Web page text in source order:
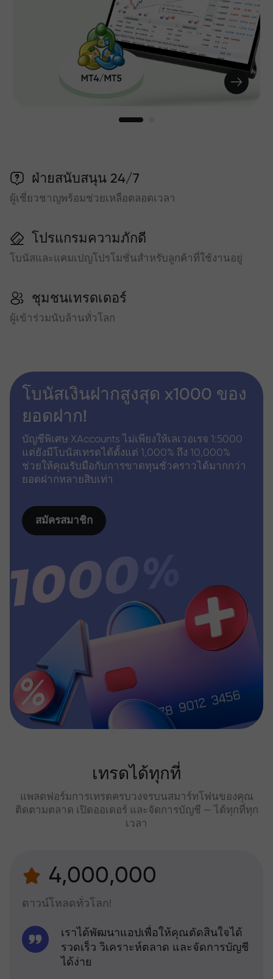
ฝ่ายสนับสนุน 24/7
ผู้เชี่ยวชาญพร้อมช่วยเหลือตลอดเวลา
โปรแกรมความภักดี
โบนัสและแคมเปญโปรโมชั่นสำหรับลูกค้าที่ใช้งานอยู่
ชุมชนเทรดเดอร์
ผู้เข้าร่วมนับล้านทั่วโลก
โบนัสเงินฝากสูงสุด x1000 ของ
ยอดฝาก!
บัญชีพิเศษ XAccounts ไม่เพียงให้เลเวอเรจ 1:5000
แต่ยังมีโบนัสเทรดได้ตั้งแต่ 1,000% ถึง 10,000%
ช่วยให้คุณรับมือกับการขาดทุนชั่วคราวได้มากกว่า
ยอดฝากหลายสิบเท่า
สมัครสมาชิก
เทรดได้ทุกที่
แพลตฟอร์มการเทรดครบวงจรบนสมาร์ทโฟนของคุณ
ติดตามตลาด เปิดออเดอร์ และจัดการบัญชี — ได้ทุกที่ทุก
เวลา
4,000,000
ดาวน์โหลดทั่วโลก!
เราได้พัฒนาแอปเพื่อให้คุณตัดสินใจได้
รวดเร็ว วิเคราะห์ตลาด และจัดการบัญชี
ได้ง่าย